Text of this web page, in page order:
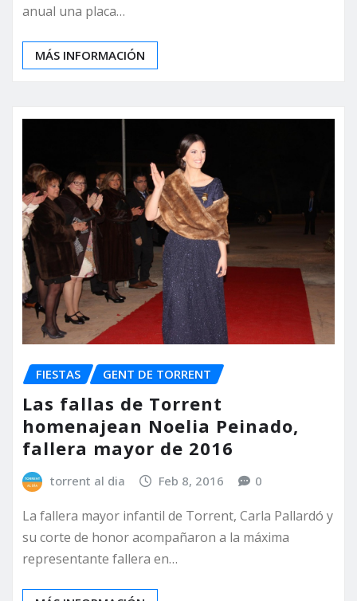
anual una placa…
MÁS INFORMACIÓN
FIESTAS GENT DE TORRENT
Las fallas de Torrent
homenajean Noelia Peinado,
fallera mayor de 2016
torrent al dia Feb 8, 2016 0
La fallera mayor infantil de Torrent, Carla Pallardó y
su corte de honor acompañaron a la máxima
representante fallera en…